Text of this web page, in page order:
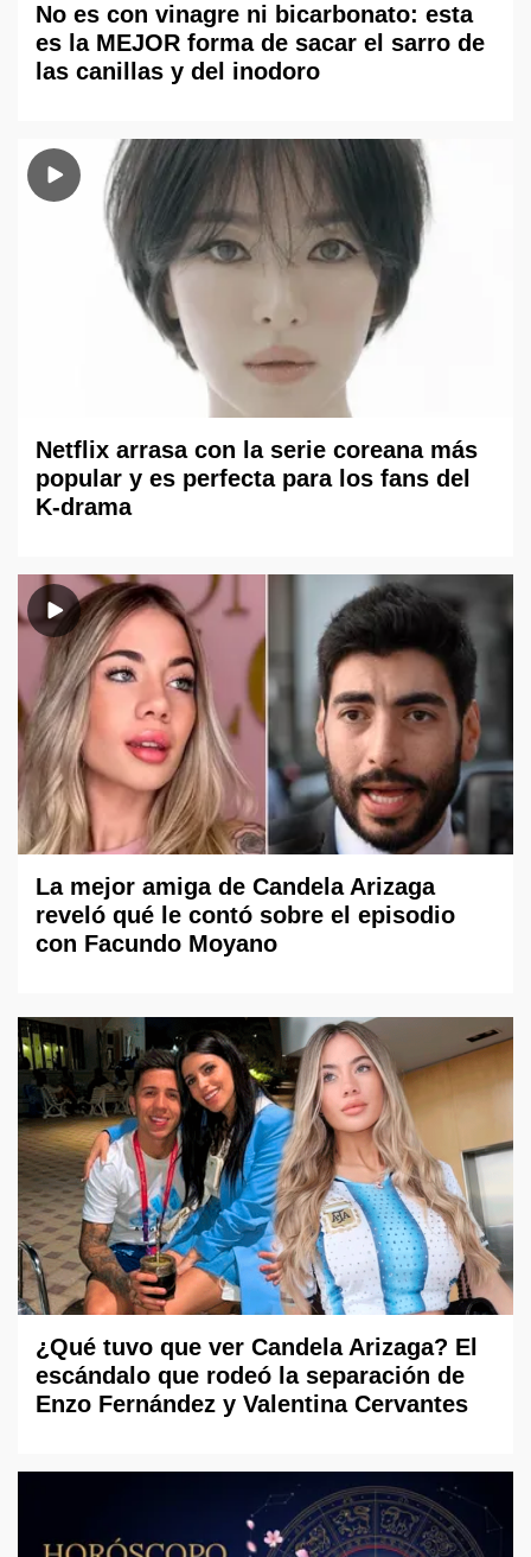
No es con vinagre ni bicarbonato: esta
es la MEJOR forma de sacar el sarro de
las canillas y del inodoro
Netflix arrasa con la serie coreana más
popular y es perfecta para los fans del
K-drama
La mejor amiga de Candela Arizaga
reveló qué le contó sobre el episodio
con Facundo Moyano
¿Qué tuvo que ver Candela Arizaga? El
escándalo que rodeó la separación de
Enzo Fernández y Valentina Cervantes